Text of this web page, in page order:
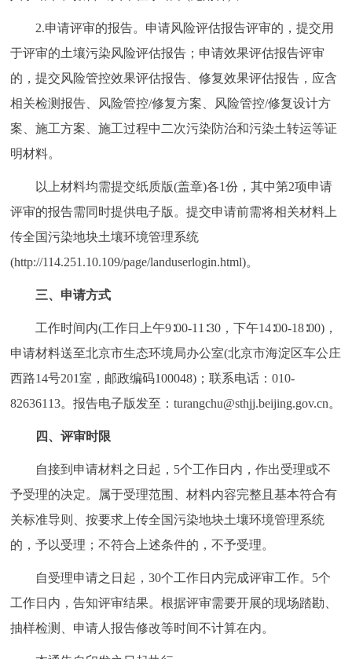
ESPAÑOL العربية PORTUGUÊS
ITALIANO
2.申请评审的报告。申请风险评估报告评审的，提交用
于评审的土壤污染风险评估报告；申请效果评估报告评审
的，提交风险管控效果评估报告、修复效果评估报告，应含
相关检测报告、风险管控/修复方案、风险管控/修复设计方
案、施工方案、施工过程中二次污染防治和污染土转运等证
明材料。
以上材料均需提交纸质版(盖章)各1份，其中第2项申请
评审的报告需同时提供电子版。提交申请前需将相关材料上
传全国污染地块土壤环境管理系统
(http://114.251.10.109/page/landuserlogin.html)。
三、申请方式
工作时间内(工作日上午9∶00-11∶30，下午14∶00-18∶00)，
申请材料送至北京市生态环境局办公室(北京市海淀区车公庄
西路14号201室，邮政编码100048)；联系电话：010-
82636113。报告电子版发至：turangchu@sthjj.beijing.gov.cn。
四、评审时限
自接到申请材料之日起，5个工作日内，作出受理或不
予受理的决定。属于受理范围、材料内容完整且基本符合有
关标准导则、按要求上传全国污染地块土壤环境管理系统
的，予以受理；不符合上述条件的，不予受理。
自受理申请之日起，30个工作日内完成评审工作。5个
工作日内，告知评审结果。根据评审需要开展的现场踏勘、
抽样检测、申请人报告修改等时间不计算在内。